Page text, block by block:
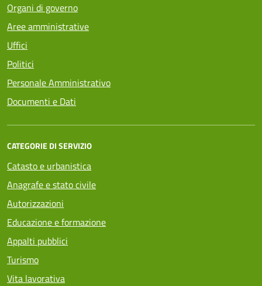
Organi di governo
Aree amministrative
Uffici
Politici
Personale Amministrativo
Documenti e Dati
CATEGORIE DI SERVIZIO
Catasto e urbanistica
Anagrafe e stato civile
Autorizzazioni
Educazione e formazione
Appalti pubblici
Turismo
Vita lavorativa